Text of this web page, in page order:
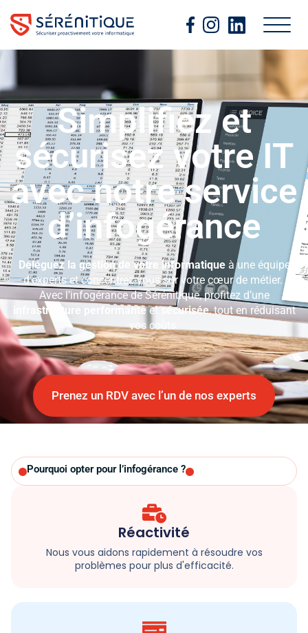
Simplifiez et
sécurisez votre IT
avec notre service
d’infogérance
Déléguez la gestion de votre informatiqueà une équipe
d’experts et concentrez-vous sur votre cœur de métier.
Avec l’infogérance de Sérénitique, profitez d’une
infrastructure performanteetsécurisée, tout en réduisant
vos coûts.
Prenez un RDV avec l’un de nos experts
Pourquoi opter pour l’infogérance ?
Réactivité
Nous vous aidons rapidement à résoudre vos
problèmes pour plus d'efficacité.